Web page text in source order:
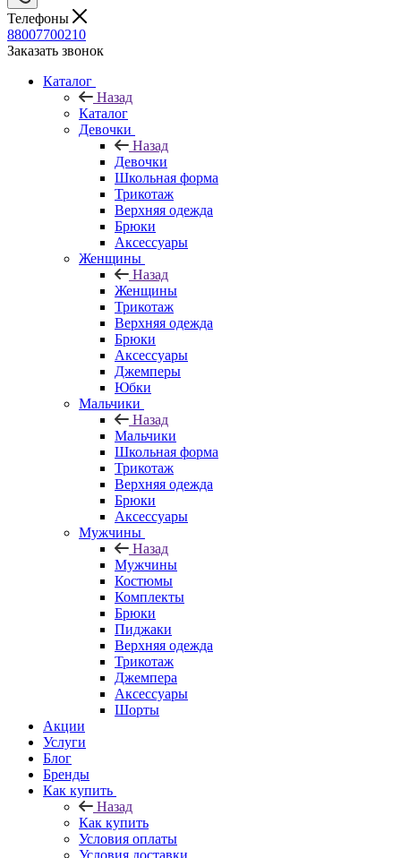
Телефоны
88007700210
Заказать звонок
Каталог
Назад
Каталог
Девочки
Назад
Девочки
Школьная форма
Трикотаж
Верхняя одежда
Брюки
Аксессуары
Женщины
Назад
Женщины
Трикотаж
Верхняя одежда
Брюки
Аксессуары
Джемперы
Юбки
Мальчики
Назад
Мальчики
Школьная форма
Трикотаж
Верхняя одежда
Брюки
Аксессуары
Мужчины
Назад
Мужчины
Костюмы
Комплекты
Брюки
Пиджаки
Верхняя одежда
Трикотаж
Джемпера
Аксессуары
Шорты
Акции
Услуги
Блог
Бренды
Как купить
Назад
Как купить
Условия оплаты
Условия доставки